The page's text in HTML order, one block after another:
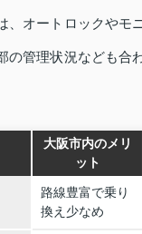
、オートロックやモ
の管理状況なども合
大阪市内のメリ
ット
路線豊富で乗り
換え少なめ